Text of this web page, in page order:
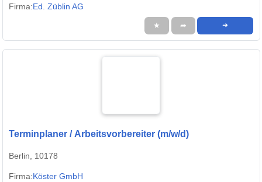
Firma:Ed. Züblin AG
★ ➦ ➜
Terminplaner / Arbeitsvorbereiter (m/w/d)
Berlin, 10178
Firma:Köster GmbH